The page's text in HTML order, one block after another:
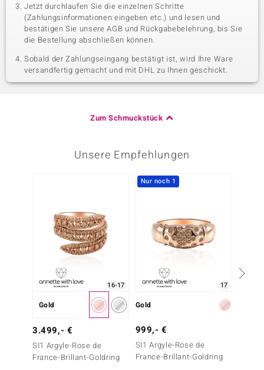
Jetzt durchlaufen Sie die einzelnen Schritte
(Zahlungsinformationen eingeben etc.) und lesen und
bestätigen Sie unsere AGB und Rückgabebelehrung, bis Sie
die Bestellung abschließen können.
Sobald der Zahlungseingang bestätigt ist, wird Ihre Ware
versandfertig gemacht und mit DHL zu Ihnen geschickt.
Zum Schmuckstück
Unsere Empfehlungen
16-17
Gold
3.499,- €
SI1 Argyle-Rose de
France-Brillant-Goldring
Nur noch 1
17
Gold
999,- €
SI1 Argyle-Rose de
France-Brillant-Goldring